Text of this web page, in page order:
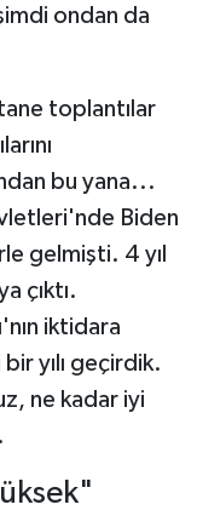
ondan da
toplantılar
bu yana...
Biden
gelmişti. 4 yıl
çıktı.
iktidara
yılı geçirdik.
ne kadar iyi